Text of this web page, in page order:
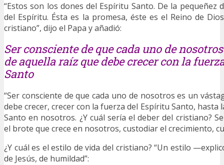
“Estos son los dones del Espíritu Santo. De la pequeñez
del Espíritu. Ésta es la promesa, éste es el Reino de
cristiano”, dijo el Papa y añadió:
Ser consciente de que cada uno de
de aquella raíz que debe crecer con la
Santo
“Ser consciente de que cada uno de nosotros es un
debe crecer, crecer con la fuerza del Espíritu Santo, hasta
Santo en nosotros. ¿Y cuál sería el deber del cristiano?
el brote que crece en nosotros, custodiar el crecimiento,
¿Y cuál es el estilo de vida del cristiano? “Un estilo
de Jesús, de humildad”: